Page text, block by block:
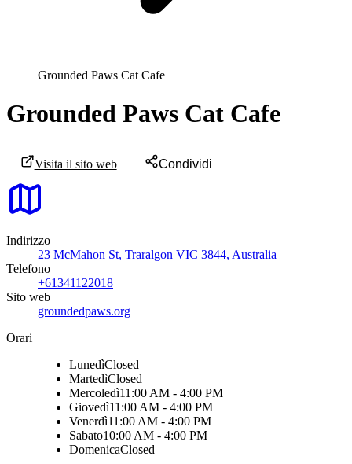
Grounded Paws Cat Cafe
Grounded Paws Cat Cafe
Visita il sito web Condividi
Indirizzo
23 McMahon St, Traralgon VIC 3844, Australia
Telefono
+61341122018
Sito web
groundedpaws.org
Orari
LunedìClosed
MartedìClosed
Mercoledì11:00 AM - 4:00 PM
Giovedì11:00 AM - 4:00 PM
Venerdì11:00 AM - 4:00 PM
Sabato10:00 AM - 4:00 PM
DomenicaClosed